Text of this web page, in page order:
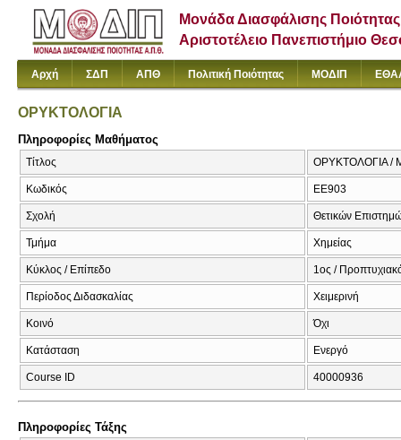
Μονάδα Διασφάλισης Ποιότητας
Αριστοτέλειο Πανεπιστήμιο
Αρχή ΣΔΠ ΑΠΘ Πολιτική Ποιότητας ΜΟΔΙΠ
ΟΡΥΚΤΟΛΟΓΙΑ
Πληροφορίες Μαθήματος
Τίτλος ΟΡΥΚΤΟΛΟΓΙΑ /
Κωδικός ΕΕ903
Σχολή Θετικών
Τμήμα Χημείας
Κύκλος / Επίπεδο 1ος /
Περίοδος Διδασκαλίας Χειμερινή
Κοινό Όχι
Κατάσταση Ενεργό
Course ID 40000936
Πληροφορίες Τάξης